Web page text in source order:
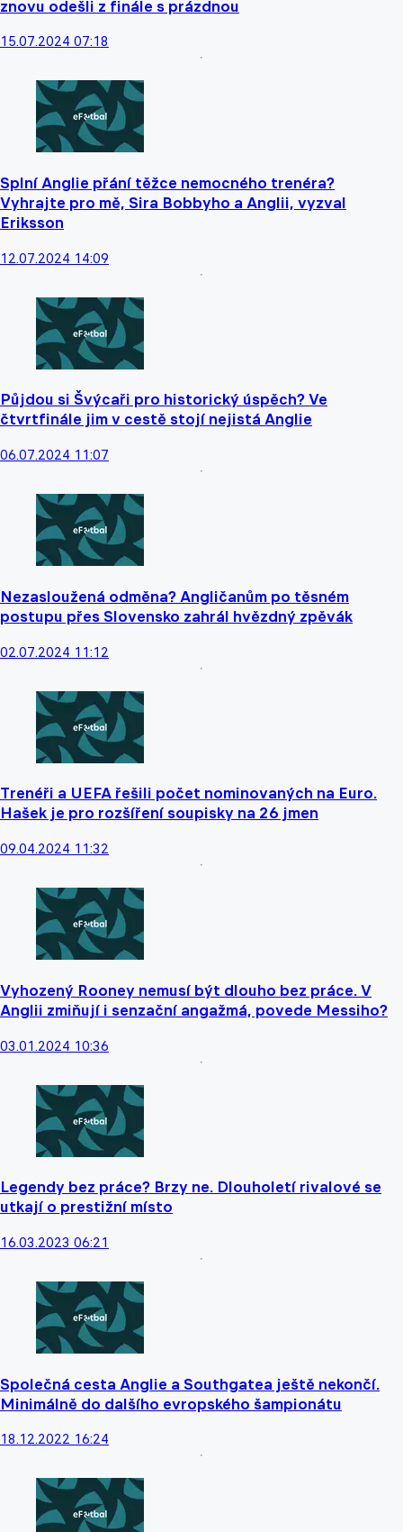
znovu odešli z finále s prázdnou
15.07.2024 07:18
Splní Anglie přání těžce nemocného trenéra?
Vyhrajte pro mě, Sira Bobbyho a Anglii, vyzval
Eriksson
12.07.2024 14:09
Půjdou si Švýcaři pro historický úspěch? Ve
čtvrtfinále jim v cestě stojí nejistá Anglie
06.07.2024 11:07
Nezasloužená odměna? Angličanům po těsném
postupu přes Slovensko zahrál hvězdný zpěvák
02.07.2024 11:12
Trenéři a UEFA řešili počet nominovaných na Euro.
Hašek je pro rozšíření soupisky na 26 jmen
09.04.2024 11:32
Vyhozený Rooney nemusí být dlouho bez práce. V
Anglii zmiňují i senzační angažmá, povede Messiho?
03.01.2024 10:36
Legendy bez práce? Brzy ne. Dlouholetí rivalové se
utkají o prestižní místo
16.03.2023 06:21
Společná cesta Anglie a Southgatea ještě nekončí.
Minimálně do dalšího evropského šampionátu
18.12.2022 16:24